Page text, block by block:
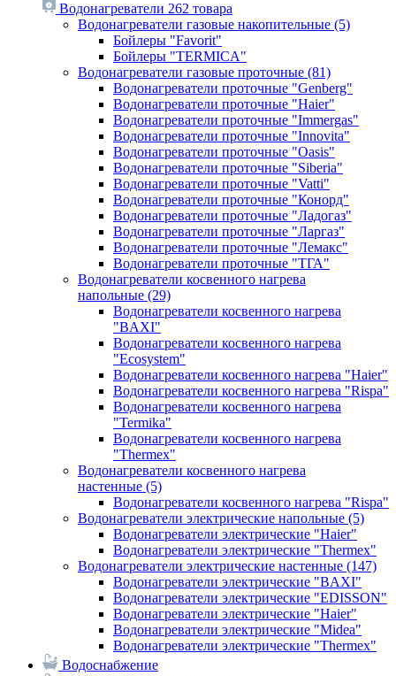
Водонагреватели 262 товара
Водонагреватели газовые накопительные (5)
Бойлеры "Favorit"
Бойлеры "TERMICA"
Водонагреватели газовые проточные (81)
Водонагреватели проточные "Genberg"
Водонагреватели проточные "Haier"
Водонагреватели проточные "Immergas"
Водонагреватели проточные "Innovita"
Водонагреватели проточные "Oasis"
Водонагреватели проточные "Siberia"
Водонагреватели проточные "Vatti"
Водонагреватели проточные "Конорд"
Водонагреватели проточные "Ладогаз"
Водонагреватели проточные "Ларгаз"
Водонагреватели проточные "Лемакс"
Водонагреватели проточные "ТГА"
Водонагреватели косвенного нагрева
напольные (29)
Водонагреватели косвенного нагрева
"BAXI"
Водонагреватели косвенного нагрева
"Ecosystem"
Водонагреватели косвенного нагрева "Haier"
Водонагреватели косвенного нагрева "Rispa"
Водонагреватели косвенного нагрева
"Termika"
Водонагреватели косвенного нагрева
"Thermex"
Водонагреватели косвенного нагрева
настенные (5)
Водонагреватели косвенного нагрева "Rispa"
Водонагреватели электрические напольные (5)
Водонагреватели электрические "Haier"
Водонагреватели электрические "Thermex"
Водонагреватели электрические настенные (147)
Водонагреватели электрические "BAXI"
Водонагреватели электрические "EDISSON"
Водонагреватели электрические "Haier"
Водонагреватели электрические "Midea"
Водонагреватели электрические "Thermex"
Водоснабжение